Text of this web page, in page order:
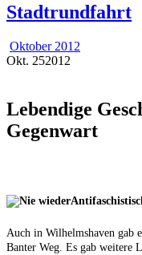
Stadtrundfahrt
Oktober 2012
Okt. 252012
Lebendige
Gegenwart
Auch in Wilhelmshaven gab
Banter Weg. Es gab weitere